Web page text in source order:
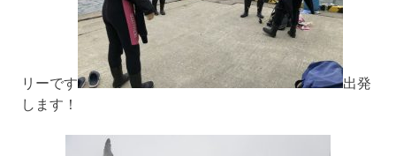
リーです
出発
します！